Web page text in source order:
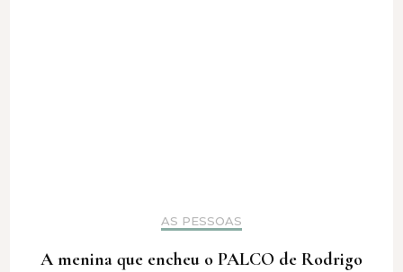
AS PESSOAS
A menina que encheu o PALCO de Rodrigo